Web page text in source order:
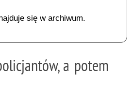
się w archiwum.
a potem